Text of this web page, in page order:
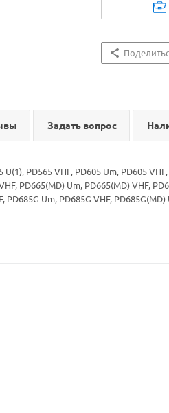
Задать вопрос
PD565 VHF, PD605 Um, PD605
PD665(MD) Um, PD665(MD) VHF,
Um, PD685G VHF,